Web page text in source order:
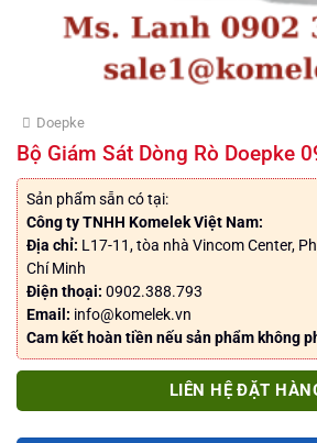
Doepke
Bộ Giám Sát Dòng Rò Doepke
Sản phẩm sẵn có tại:
Công ty TNHH Komelek Việt Nam:
Địa chỉ: L17-11, tòa nhà Vincom Center,
Chí Minh
Điện thoại: 0902.388.793
Email: info@komelek.vn
Cam kết hoàn tiền nếu sản phẩm không
LIÊN HỆ ĐẶT